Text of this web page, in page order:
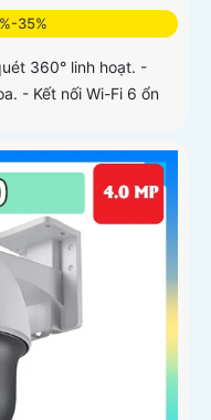
35%
360° linh hoạt. -
- Kết nối Wi-Fi 6 ổn